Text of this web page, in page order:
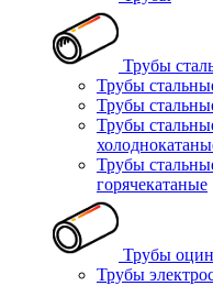
Трубы
Трубы
Трубы
Трубы
Трубы
горячекатаные
Трубы
Трубы